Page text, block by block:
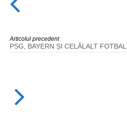
Articolul precedent
PSG, BAYERN ȘI CELĂLALT FOTBAL